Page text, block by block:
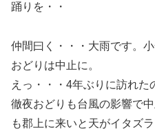
踊りを・・
仲間曰く・・・大雨です。
おどりは中止に。
えっ・・・4年ぶりに訪れ
徹夜おどりも台風の影響で
も郡上に来いと天がイタズ